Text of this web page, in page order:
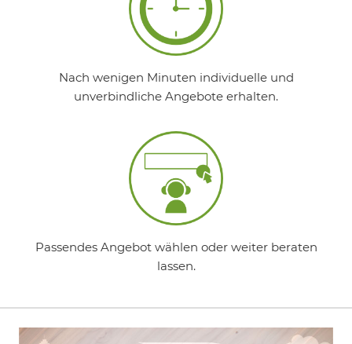
Nach wenigen Minuten individuelle und
unverbindliche Angebote erhalten.
Passendes Angebot wählen oder weiter beraten
lassen.